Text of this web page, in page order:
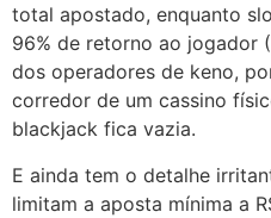
total apostado, enquanto
96% de retorno ao jogador
dos operadores de keno,
corredor de um cassino
blackjack fica vazia.
E ainda tem o detalhe
limitam a aposta mínima a